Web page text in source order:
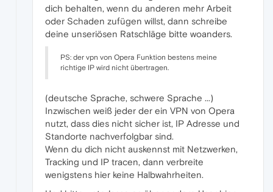
dich behalten, wenn du anderen mehr Arbeit
oder Schaden zufügen willst, dann schreibe
deine unseriösen Ratschläge bitte woanders.
PS: der vpn von Opera Funktion bestens meine
richtige IP wird nicht übertragen.
(deutsche Sprache, schwere Sprache ...)
Inzwischen weiß jeder der ein VPN von Opera
nutzt, dass dies nicht sicher ist, IP Adresse und
Standorte nachverfolgbar sind.
Wenn du dich nicht auskennst mit Netzwerken,
Tracking und IP tracen, dann verbreite
wenigstens hier keine Halbwahrheiten.